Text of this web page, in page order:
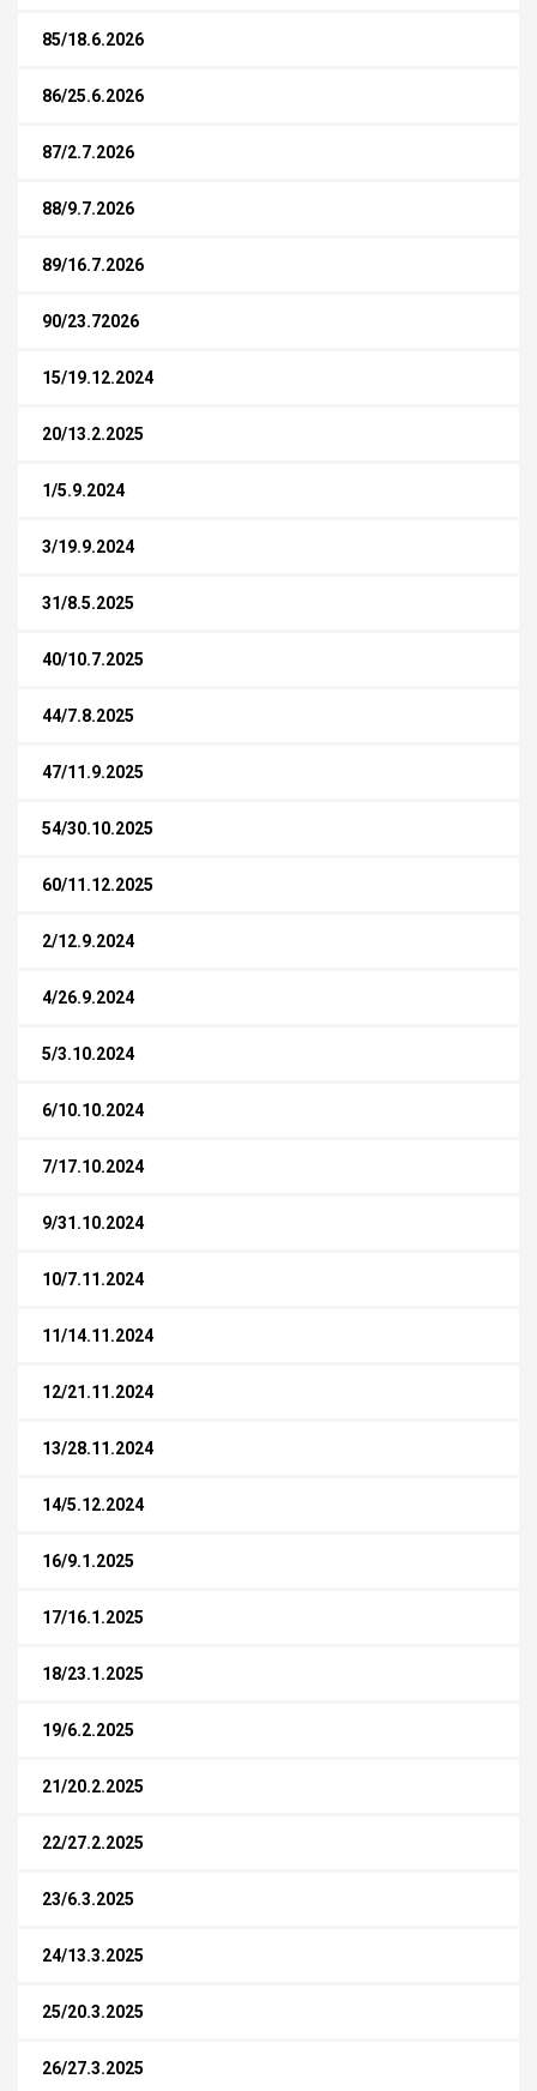
85/18.6.2026
86/25.6.2026
87/2.7.2026
88/9.7.2026
89/16.7.2026
90/23.72026
15/19.12.2024
20/13.2.2025
1/5.9.2024
3/19.9.2024
31/8.5.2025
40/10.7.2025
44/7.8.2025
47/11.9.2025
54/30.10.2025
60/11.12.2025
2/12.9.2024
4/26.9.2024
5/3.10.2024
6/10.10.2024
7/17.10.2024
9/31.10.2024
10/7.11.2024
11/14.11.2024
12/21.11.2024
13/28.11.2024
14/5.12.2024
16/9.1.2025
17/16.1.2025
18/23.1.2025
19/6.2.2025
21/20.2.2025
22/27.2.2025
23/6.3.2025
24/13.3.2025
25/20.3.2025
26/27.3.2025